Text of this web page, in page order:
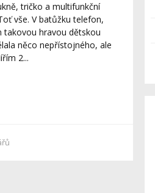
tričko a multifunkční
vše. V batůžku telefon,
takovou hravou dětskou
něco nepřístojného, ale
2...